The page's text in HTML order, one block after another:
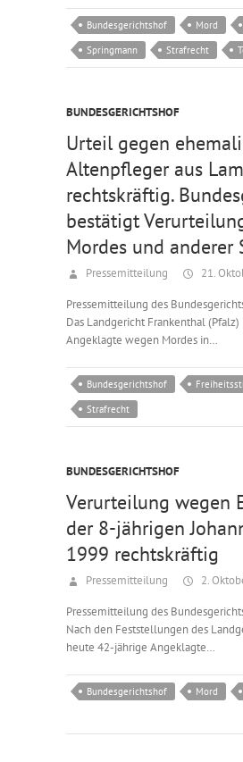
Bundesgerichtshof Mord
Springmann
Strafrecht
BUNDESGERICHTSHOF
Urteil gegen
Altenpfleger aus
rechtskräftig.
bestätigt
Mordes und anderer
Pressemitteilung 21.
Pressemitteilung des
Das Landgericht Frankenthal
Angeklagte wegen Mordes in…
Bundesgerichtshof
Strafrecht
BUNDESGERICHTSHOF
Verurteilung wegen
der 8-jährigen
1999 rechtskräftig
Pressemitteilung 2.
Pressemitteilung des
Nach den Feststellungen des
heute 42-jährige Angeklagte…
Bundesgerichtshof Mord